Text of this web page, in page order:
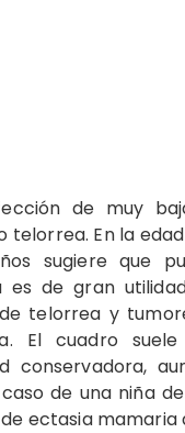
de muy
En la
sugiere que
de gran
telorrea y
El cuadro
de una niña
ectasia